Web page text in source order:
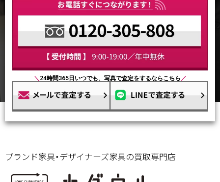
＼ 24時間365日いつでも、写真で査定をするならこちら ／
ブランド家具・デザイナーズ家具の買取専門店